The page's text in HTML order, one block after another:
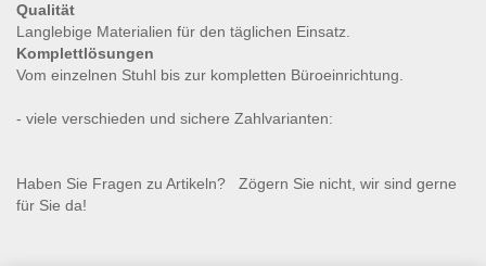
Qualität
Langlebige Materialien für den täglichen Einsatz.
Komplettlösungen
Vom einzelnen Stuhl bis zur kompletten Büroeinrichtung.
- viele verschieden und sichere Zahlvarianten:
Haben Sie Fragen zu Artikeln? Zögern Sie nicht, wir sind gerne
für Sie da!